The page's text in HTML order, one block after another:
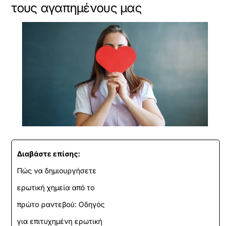
τους αγαπημένους μας
Διαβάστε επίσης:
Πώς να δημιουργήσετε
ερωτική χημεία από το
πρώτο ραντεβού: Οδηγός
για επιτυχημένη ερωτική